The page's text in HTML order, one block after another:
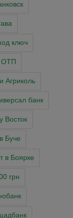
ключ
ОТП
Агриколь
банк
Восток
Буче
в Боярке
грн